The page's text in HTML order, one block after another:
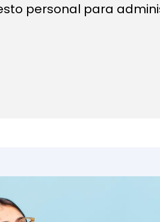
personal para